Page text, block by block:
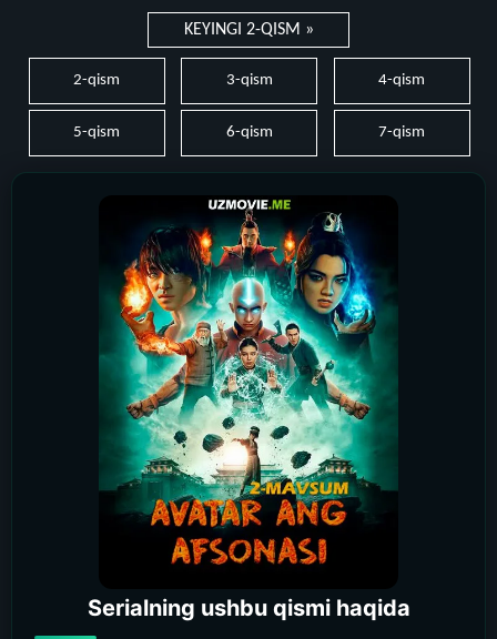
KEYINGI 2-QISM »
2-qism 3-qism 4-qism
5-qism 6-qism 7-qism
Serialning ushbu qismi haqida